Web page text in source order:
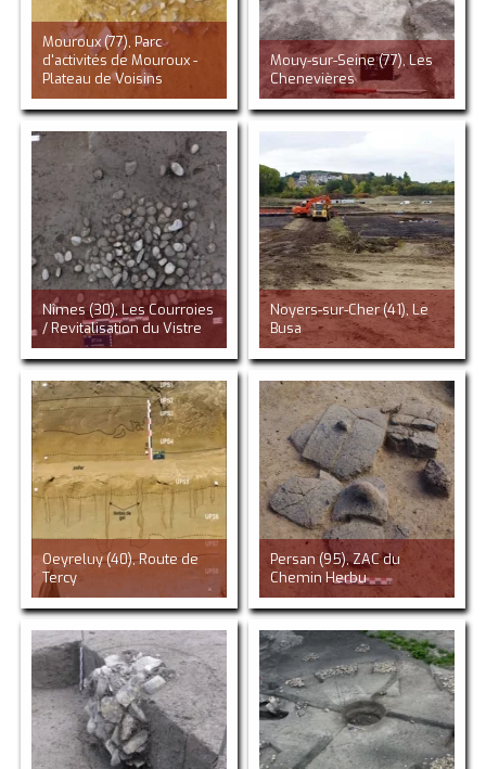
Mouroux (77), Parc
d'activités de Mouroux -
Plateau de Voisins
Mouy-sur-Seine (77), Les
Chenevières
Nîmes (30), Les Courroies
/ Revitalisation du Vistre
Noyers-sur-Cher (41), Le
Busa
Oeyreluy (40), Route de
Tercy
Persan (95), ZAC du
Chemin Herbu